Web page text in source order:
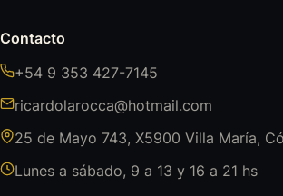
Contacto
+54 9 353 427-7145
ricardolarocca@hotmail.com
25 de Mayo 743, X5900 Villa María,
Lunes a sábado, 9 a 13 y 16 a 21 hs